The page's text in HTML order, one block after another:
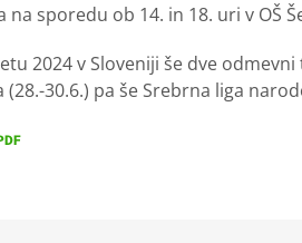
na sporedu ob 14. in 18. uri v OŠ
2024 v Sloveniji še dve
(28.-30.6.) pa še Srebrna liga